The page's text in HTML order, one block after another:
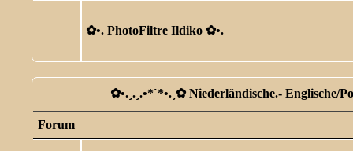
✿ •. PhotoFiltre Ildiko ✿ •.
✿ •.¸.¸.•*`*•.¸✿ Niederländische.- Englische/
Forum